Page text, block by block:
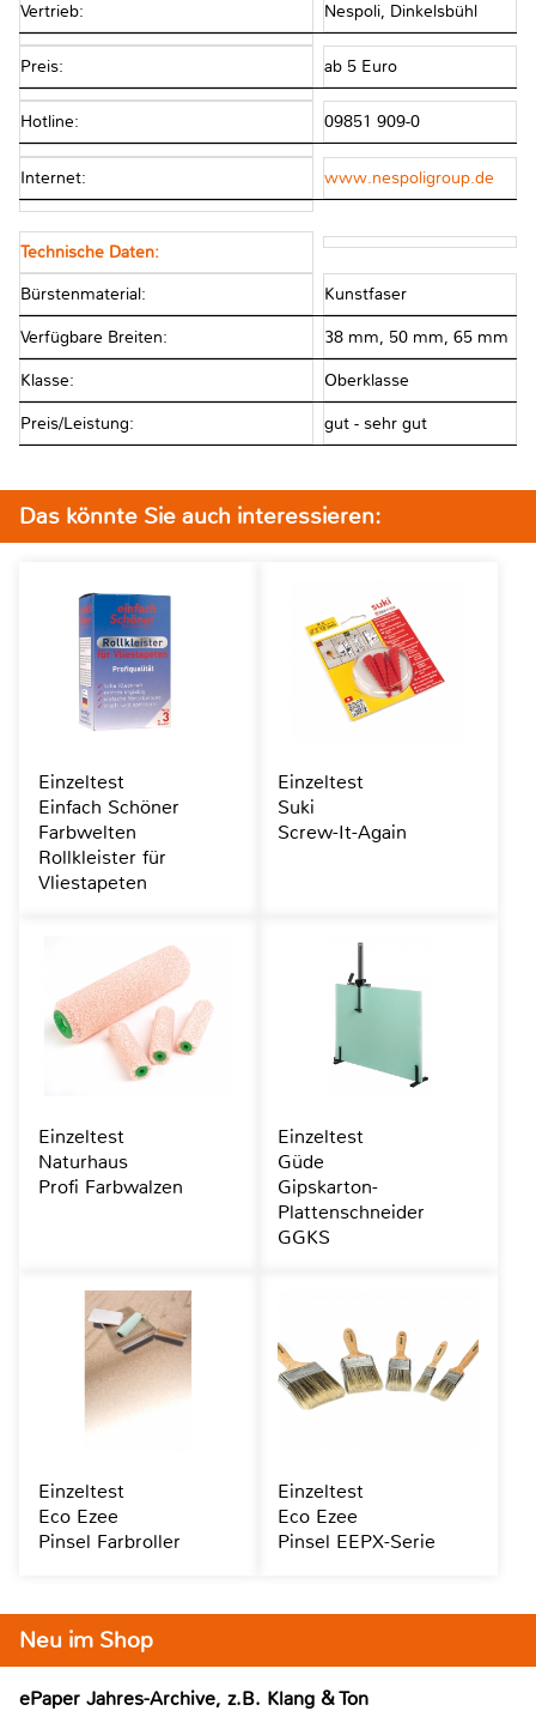
Vertrieb: Nespoli, Dinkelsbühl
Preis: ab 5 Euro
Hotline: 09851 909-0
Internet: www.nespoligroup.de
Technische Daten:
Bürstenmaterial: Kunstfaser
Verfügbare Breiten: 38 mm, 50 mm, 65 mm
Klasse: Oberklasse
Preis/Leistung: gut - sehr gut
Neu im Shop
ePaper Jahres-Archive, z.B. Klang & Ton
Das könnte Sie auch interessieren:
Einzeltest
Einfach Schöner
Farbwelten
Rollkleister für
Vliestapeten
Einzeltest
Suki
Screw-It-Again
Einzeltest
Naturhaus
Profi Farbwalzen
Einzeltest
Güde
Gipskarton-
Plattenschneider
GGKS
Einzeltest
Eco Ezee
Pinsel Farbroller
Einzeltest
Eco Ezee
Pinsel EEPX-Serie